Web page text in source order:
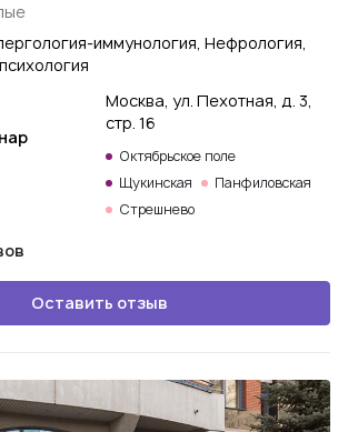
иммунология, Нефрология,
Москва, ул. Пехотная, д. 3,
стр. 16
Октябрьское поле
Щукинская
Панфиловская
Стрешнево
Оставить отзыв